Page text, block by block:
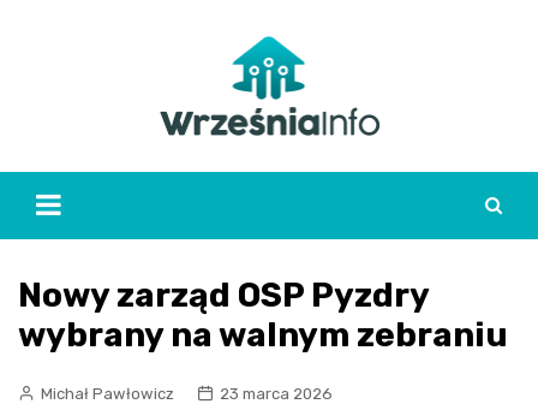
Nowy zarząd OSP Pyzdry
wybrany na walnym zebraniu
Michał Pawłowicz
23 marca 2026